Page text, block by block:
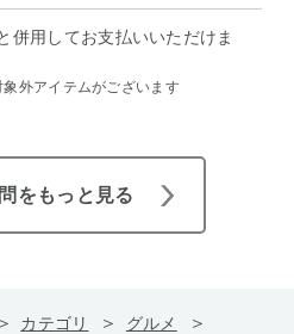
併用してお支払いいただけま
外アイテムがございます
をもっと見る
カテゴリ
グルメ